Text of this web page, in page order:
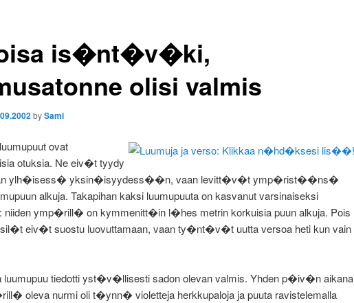
is�nt�v�ki,
olisi valmis
bySami
ovat
otuksia. Ne eiv�t tyydy
ylh�isess� yksin�isyydess��n, vaan levitt�v�t ymp�rist��ns�
alkuja. Takapihan kaksi luumupuuta on kasvanut varsinaiseksi
ymp�rill� on kymmenitt�in l�hes metrin korkuisia puun alkuja. Pois
eiv�t suostu luovuttamaan, vaan ty�nt�v�t uutta versoa heti kun vain
tiedotti yst�v�llisesti sadon olevan valmis. Yhden p�iv�n aikana
oleva nurmi oli t�ynn� violetteja herkkupaloja ja puuta ravistelemalla